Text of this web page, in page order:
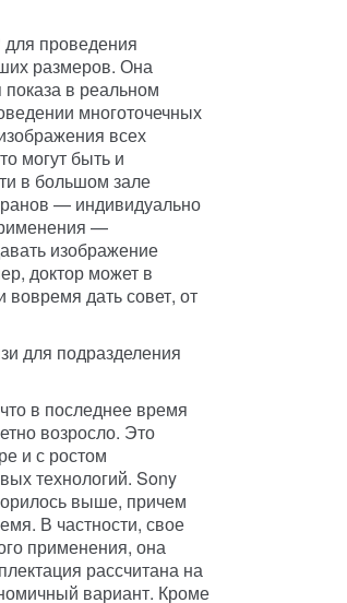
проведения
размеров. Она
в реальном
многоточечных
всех
могут быть и
в большом зале
— индивидуально
—
изображение
доктор может в
дать совет, от
для подразделения
в последнее время
возросло. Это
и с ростом
технологий. Sony
выше, причем
В частности, свое
применения, она
рассчитана на
вариант. Кроме